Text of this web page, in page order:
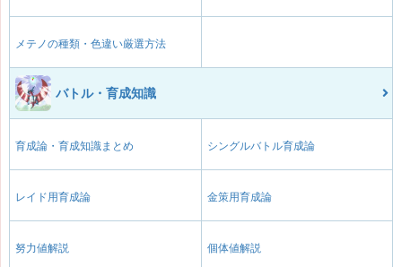
メテノの種類・色違い厳選方法
バトル・育成知識
育成論・育成知識まとめ シングルバトル育成論
レイド用育成論 金策用育成論
努力値解説 個体値解説